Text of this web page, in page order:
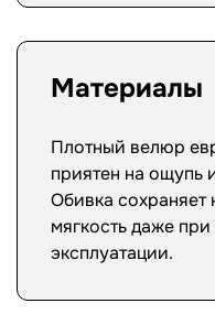
Материалы
Плотный велюр
приятен на ощупь
Обивка
мягкость даже
эксплуатации.